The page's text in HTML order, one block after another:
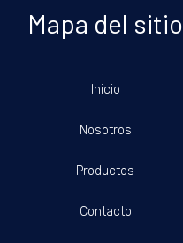
Mapa del sitio
Inicio
Nosotros
Productos
Contacto